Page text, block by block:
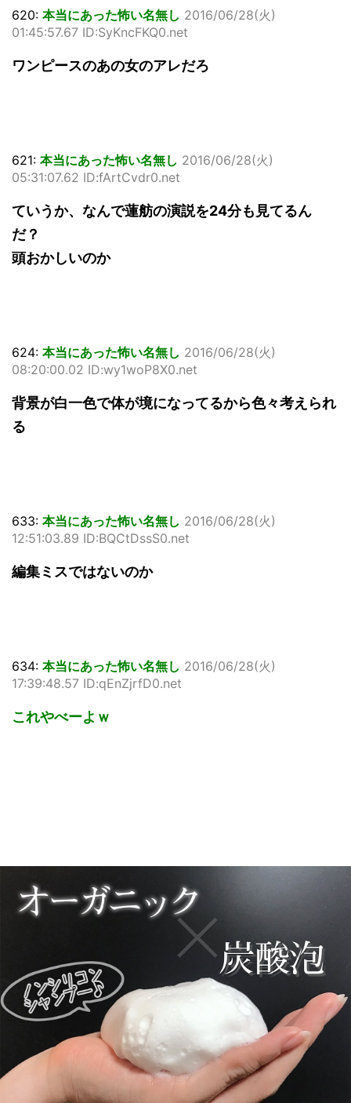
620: 本当にあった怖い名無し 2016/06/28(火)
01:45:57.67 ID:SyKncFKQ0.net
ワンピースのあの女のアレだろ
621: 本当にあった怖い名無し 2016/06/28(火)
05:31:07.62 ID:fArtCvdr0.net
ていうか、なんで蓮舫の演説を24分も見てるん
だ？
頭おかしいのか
624: 本当にあった怖い名無し 2016/06/28(火)
08:20:00.02 ID:wy1woP8X0.net
背景が白一色で体が境になってるから色々考えられ
る
633: 本当にあった怖い名無し 2016/06/28(火)
12:51:03.89 ID:BQCtDssS0.net
編集ミスではないのか
634: 本当にあった怖い名無し 2016/06/28(火)
17:39:48.57 ID:qEnZjrfD0.net
これやべーよｗ